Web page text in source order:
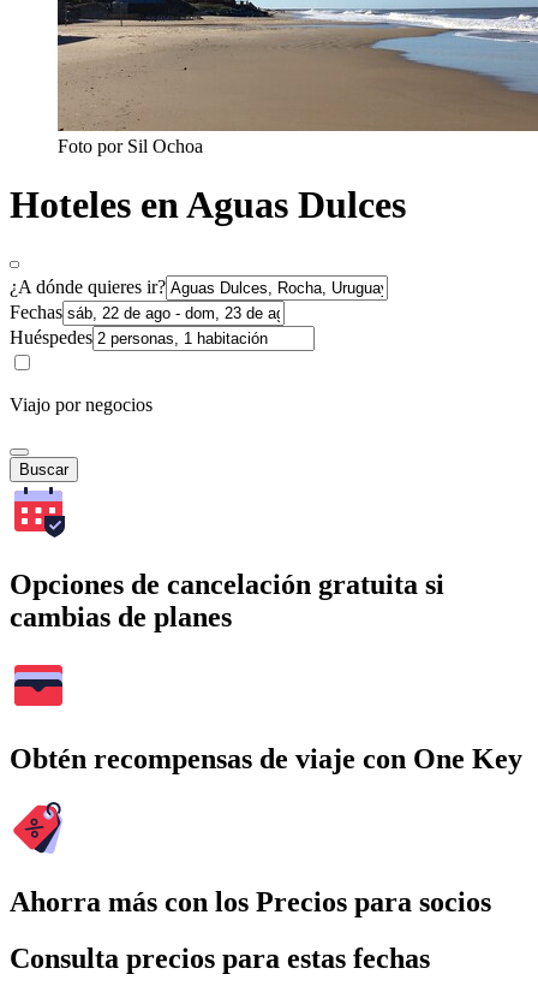
Foto por Sil Ochoa
Hoteles en Aguas Dulces
¿A dónde quieres ir?
Fechas
Huéspedes
Viajo por negocios
Buscar
Opciones de cancelación gratuita si
cambias de planes
Obtén recompensas de viaje con One Key
Ahorra más con los Precios para socios
Consulta precios para estas fechas